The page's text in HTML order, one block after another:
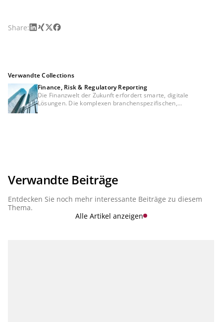
Share:LinkedIn
Xing
X Facebook
Verwandte Collections
Finance, Risk & Regulatory Reporting
Die Finanzwelt der Zukunft erfordert smarte, digitale
Lösungen. Die komplexen branchenspezifischen,
Services in der Cloud, die sowohl die Komplexität jedes
Einzelthemas als auch die Konsistenz zwischen den Themen
Regulatory Reporting" stellen wir die aktuellen Entwicklungen
Verwandte Beiträge
Entdecken Sie noch mehr interessante Beiträge zu diesem
Thema.
Alle Artikel anzeigen